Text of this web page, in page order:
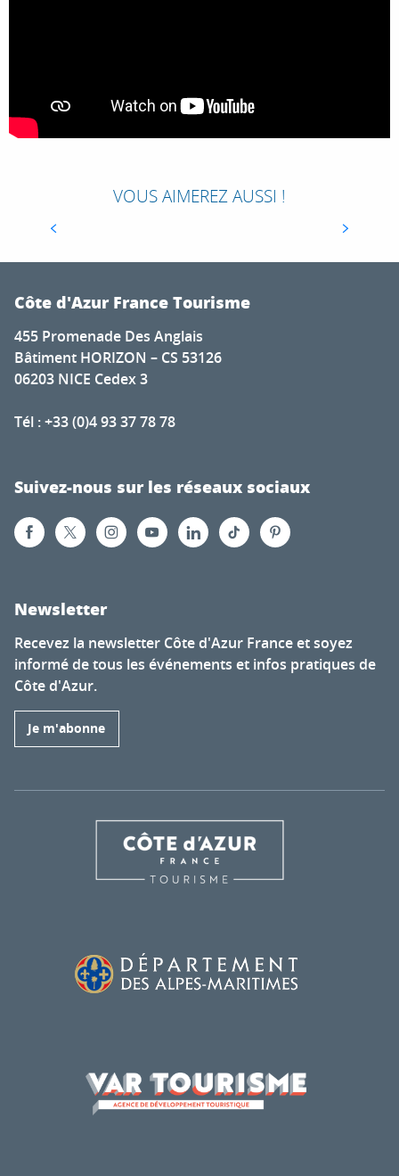
VOUS AIMEREZ AUSSI !
NICE
de comparable à l’hymne occitan entonné par le
coeur des hommes ici : O la miéu bella Nissa,
Côte d'Azur France Tourisme
455 Promenade Des Anglais
Bâtiment HORIZON – CS 53126
06203 NICE Cedex 3
Tél : +33 (0)4 93 37 78 78
Suivez-nous sur les réseaux sociaux
Newsletter
Recevez la newsletter Côte d'Azur France et soyez
informé de tous les événements et infos pratiques de
Côte d'Azur.
Je m'abonne